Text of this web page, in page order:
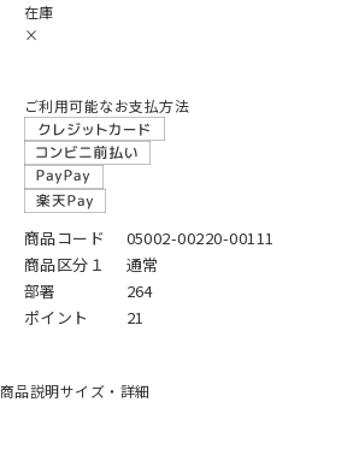
在庫
×
ご利用可能なお支払方法
商品コード
05002-00220-00111
商品区分１
通常
部署
264
ポイント
21
商品説明サイズ・詳細